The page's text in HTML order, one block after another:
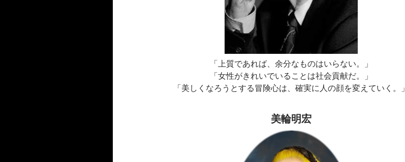
「上質であれば、余分なものはいらない。」
「女性がきれいでいることは社会貢献だ。」
「美しくなろうとする冒険心は、確実に人の顔を変えていく。」
美輪明宏